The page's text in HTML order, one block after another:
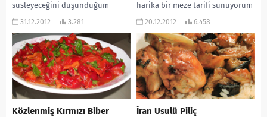
süsleyeceğini düşündüğüm
harika bir iç pilavla daha
kestanenin uyumu...
31.12.2012 3.281
harika bir meze tarifi sunuyorum
sizlere. Hemen hemen her...
20.12.2012 6.458
Közlenmiş Kırmızı Biber
İran Usulü Piliç